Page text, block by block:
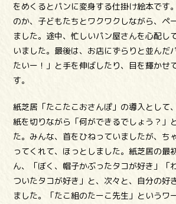
をめくるとパンに変身する仕掛け絵本です
のか、子どもたちとワクワクしながら、ペ
ました。途中、忙しいパン屋さんを心配し
いました。最後は、お店にずらりと並んだ
たいー！」と手を伸ばしたり、目を輝かせ
す。
紙芝居「たこたこおさんぽ」の導入として
紙を切りながら「何ができるでしょう？」
た。みんな、首をひねっていましたが、ち
ってくれて、ほっとしました。紙芝居の最
ん、「ぼく、帽子かぶったタコが好き」「
ついたタコが好き」と、次々と、自分の好
ました。「たこ組のたーこ先生」というワ